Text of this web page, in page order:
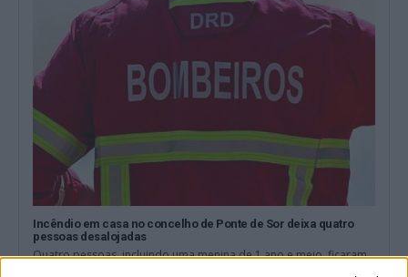
Incêndio em casa no concelho de Ponte de Sor deixa quatro
pessoas desalojadas
Quatro pessoas, incluindo uma menina de 1 ano e meio, ficaram